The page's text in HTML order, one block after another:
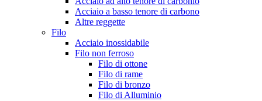
Acciaio a basso tenore di carbono
Altre reggette
Filo
Acciaio inossidabile
Filo non ferroso
Filo di ottone
Filo di rame
Filo di bronzo
Filo di Alluminio